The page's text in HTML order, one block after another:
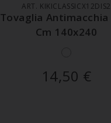
ART. KIKICLASSICX12DIS2
Tovaglia Antimacchia
Cm 140x240
14,50 €